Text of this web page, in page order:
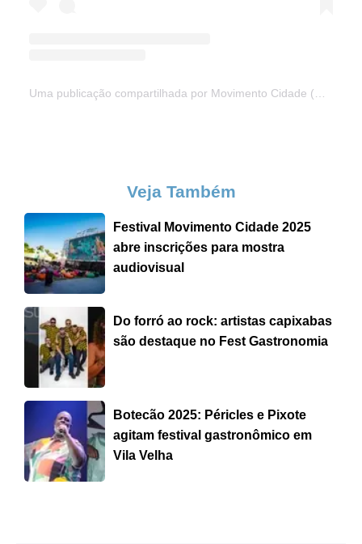
Uma publicação compartilhada por Movimento Cidade (@movimento.cidade)
Veja Também
Festival Movimento Cidade 2025
abre inscrições para mostra
audiovisual
Do forró ao rock: artistas capixabas
são destaque no Fest Gastronomia
Botecão 2025: Péricles e Pixote
agitam festival gastronômico em
Vila Velha